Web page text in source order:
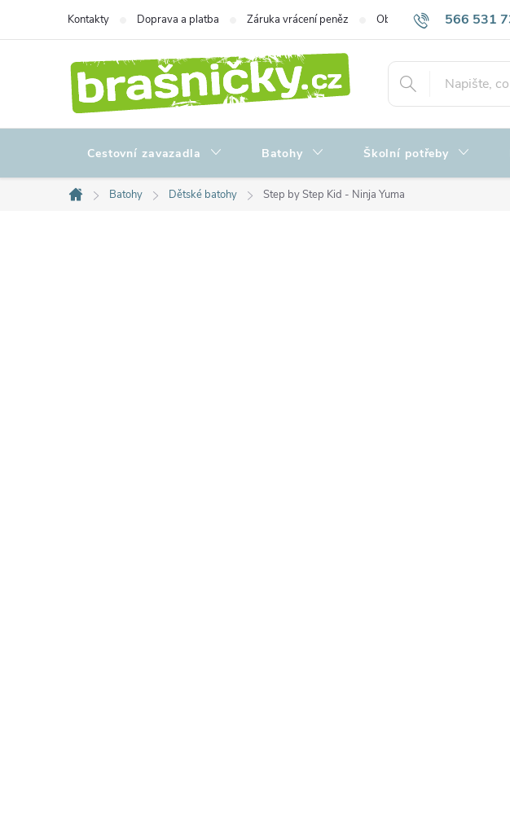
566 531
Kontakty Doprava a platba Záruka vrácení peněz Obchodní podmínky
Cestovní zavazadla Batohy Školní potřeby
Domů
Batohy Dětské batohy Step by Step Kid - Ninja Yuma